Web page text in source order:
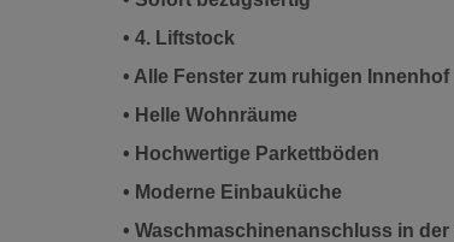
• 4. Liftstock
• Alle Fenster zum ruhigen Innenhof
• Helle Wohnräume
• Hochwertige Parkettböden
• Moderne Einbauküche
• Waschmaschinenanschluss in